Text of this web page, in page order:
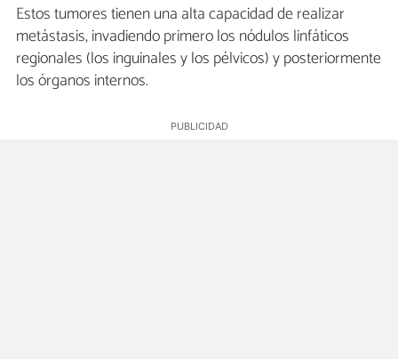
Estos tumores tienen una alta capacidad de realizar
metástasis, invadiendo primero los nódulos linfáticos
regionales (los inguinales y los pélvicos) y posteriormente
los órganos internos.